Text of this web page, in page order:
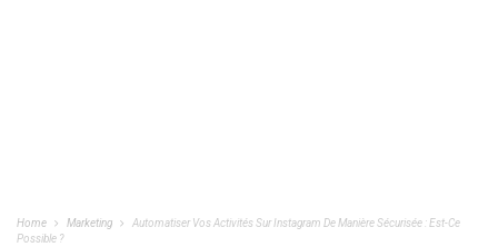
Home Marketing
Automatiser Vos Activités Sur Instagram De Manière Sécurisée : Est-Ce
Possible ?
?